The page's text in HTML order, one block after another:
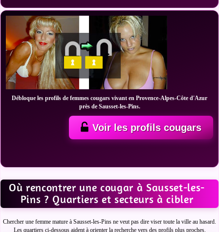
Débloque les profils de femmes cougars vivant en Provence-Alpes-Côte d'Azur
près de Sausset-les-Pins.
Voir les profils cougars
Où rencontrer une cougar à Sausset-les-
Pins ? Quartiers et secteurs à cibler
Chercher une femme mature à Sausset-les-Pins ne veut pas dire viser toute la ville au hasard.
Les quartiers ci-dessous aident à orienter la recherche vers des profils plus proches.